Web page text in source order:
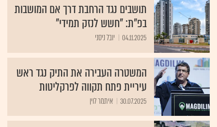
תושבים נגד הרחבת דרך אם המושבות
בפ"ת: "חשש לנזק תמידי"
04.11.2025 יובל ניסני
המשטרה העבירה את התיק נגד ראש
עיריית פתח תקווה לפרקליטות
30.07.2025 איתמר לוין